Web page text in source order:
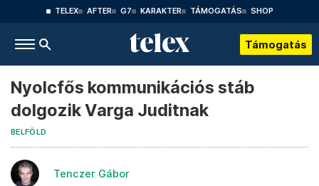
TELEX AFTER G7 KARAKTER TÁMOGATÁS SHOP
Támogatás
Nyolcfős kommunikációs stáb
dolgozik Varga Juditnak
BELFÖLD
Tenczer Gábor